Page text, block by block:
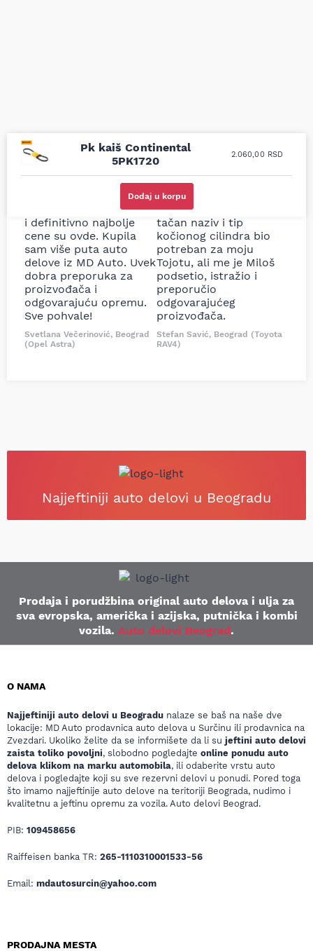
Pk kaiš Continental
5PK1720
2.060,00 RSD
Dodaj u korpu
Uporedila sam sve
prodavnice auto delova
i definitivno najbolje
cene su ovde. Kupila
sam više puta auto
delove iz MD Auto. Uvek
dobra preporuka za
proizvođača i
odgovarajuću opremu.
Sve pohvale!
Svetlana Večerinović, Beograd
(Opel Astra)
Odlična usluga i
ljubazni prodavci.
Nisam bio siguran koji je
tačan naziv i tip
kočionog cilindra bio
potreban za moju
Tojotu, ali me je Miloš
podsetio, istražio i
preporučio
odgovarajućeg
proizvođača.
Stefan Savić, Beograd (Toyota
RAV4)
Najjeftiniji auto delovi u Beogradu
Prodaja i porudžbina original auto delova i ulja za
sva evropska, američka i azijska, putnička i kombi
vozila. Auto delovi Beograd.
O NAMA
Najjeftiniji auto delovi u Beogradu nalaze se baš na naše dve
lokacije: MD Auto prodavnica auto delova u Surčinu ili prodavnica na
Zvezdari. Ukoliko želite da se informišete da li su jeftini auto delovi
zaista toliko povoljni, slobodno pogledajte online ponudu auto
delova klikom na marku automobila, ili odaberite vrstu auto
delova i pogledajte koji su sve rezervni delovi u ponudi. Pored toga
što imamo najjeftinije auto delove na teritoriji Beograda, nudimo i
kvalitetnu a jeftinu opremu za vozila. Auto delovi Beograd.
PIB: 109458656
Raiffeisen banka TR: 265-1110310001533-56
Email: mdautosurcin@yahoo.com
PRODAJNA MESTA